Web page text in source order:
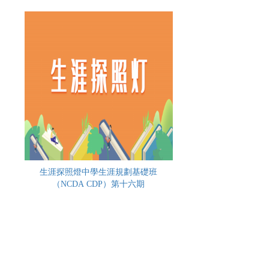
生涯探照燈中學生涯規劃基礎班
（NCDA CDP）第十六期